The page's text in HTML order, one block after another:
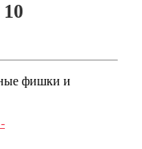
фишки и